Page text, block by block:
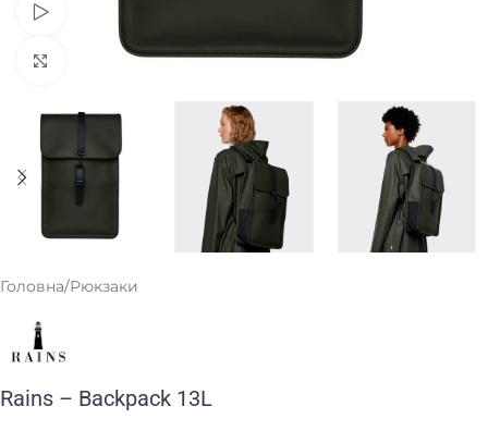
Клацніть, щоб збільшити
Головна/Рюкзаки
Rains – Backpack 13L